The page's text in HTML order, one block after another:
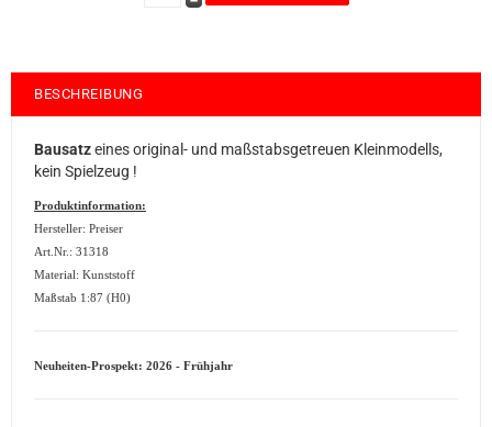
BESCHREIBUNG
Bausatzeines original- und maßstabsgetreuen Kleinmodells,
kein Spielzeug !
Produktinformation:
Hersteller: Preiser
Art.Nr.: 31318
Material: Kunststoff
Maßstab 1:87 (H0)
Neuheiten-Prospekt: 2026 - Frühjahr